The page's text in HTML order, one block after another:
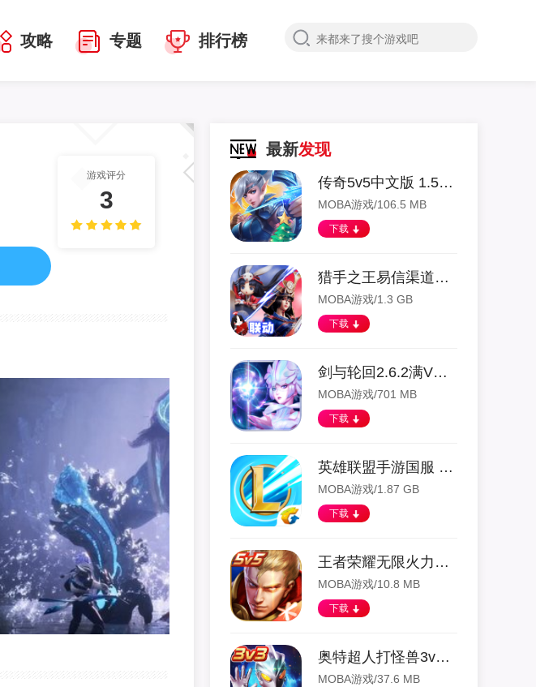
攻略 专题 排行榜
游戏评分
3
最新发现
传奇5v5中文版 1.5.38.5881 安卓版
MOBA游戏/106.5 MB
下载
猎手之王易信渠道服 1.1.1256 安卓版
MOBA游戏/1.3 GB
下载
剑与轮回2.6.2满V版 2.6.2 安卓版
MOBA游戏/701 MB
下载
英雄联盟手游国服 2.4.0.5011 安卓版
MOBA游戏/1.87 GB
下载
王者荣耀无限火力下载 4.0 安卓版
MOBA游戏/10.8 MB
下载
奥特超人打怪兽3v3 2.3 安卓版
MOBA游戏/37.6 MB